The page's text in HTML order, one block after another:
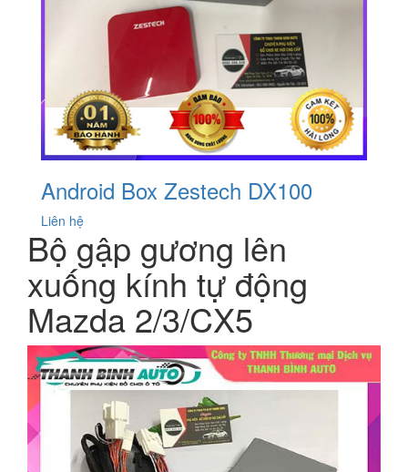
Android Box Zestech DX100
Liên hệ
Bộ gập gương lên
xuống kính tự động
Mazda 2/3/CX5